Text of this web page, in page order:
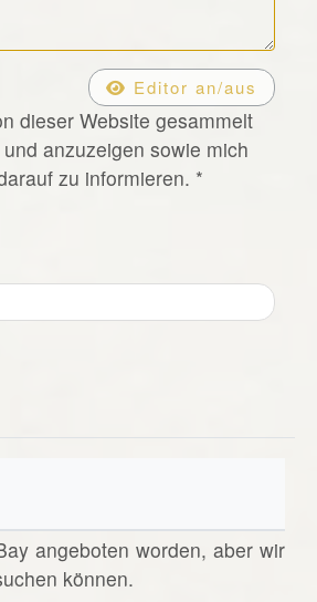
Editor an/aus
dieser Website gesammelt
anzuzeigen sowie mich
zu informieren. *
angeboten worden, aber wir
können.